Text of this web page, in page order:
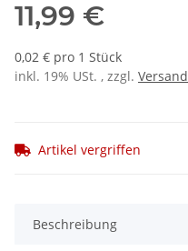
11,99 €
0,02 € pro 1 Stück
inkl. 19% USt. , zzgl. Versand
Artikel vergriffen
Beschreibung